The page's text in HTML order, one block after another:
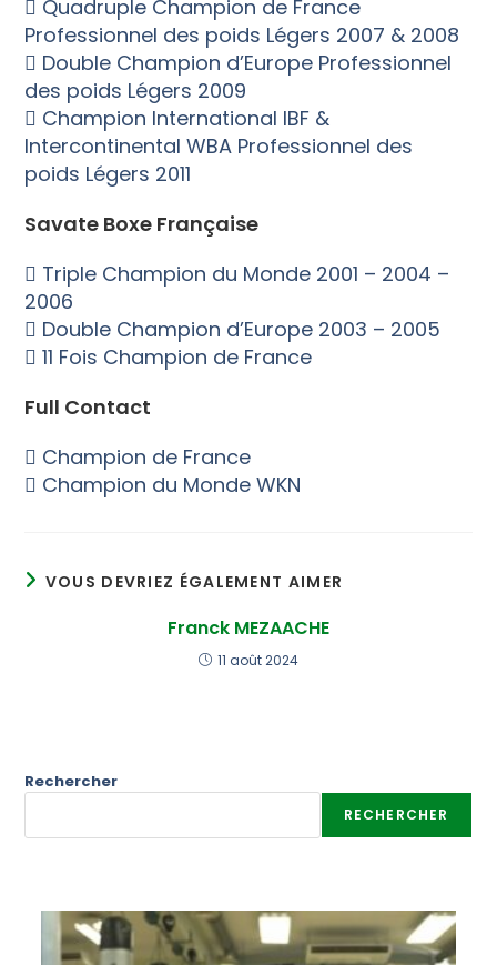
 Quadruple Champion de France
Professionnel des poids Légers 2007 & 2008
 Double Champion d’Europe Professionnel
des poids Légers 2009
 Champion International IBF &
Intercontinental WBA Professionnel des
poids Légers 2011
Savate Boxe Française
 Triple Champion du Monde 2001 – 2004 –
2006
 Double Champion d’Europe 2003 – 2005
 11 Fois Champion de France
Full Contact
 Champion de France
 Champion du Monde WKN
VOUS DEVRIEZ ÉGALEMENT AIMER
Franck MEZAACHE
11 août 2024
Rechercher
RECHERCHER